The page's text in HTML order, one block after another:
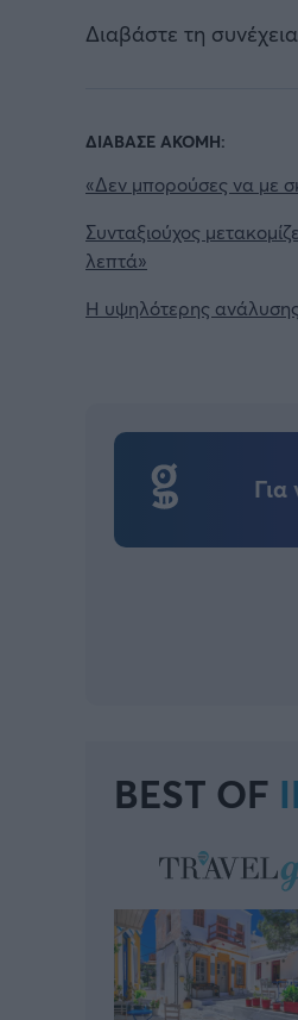
Διαβάστε τη
ΔΙΑΒΑΣΕ ΑΚΟΜΗ:
«Δεν μπορούσες να με
Συνταξιούχος
λεπτά»
Η υψηλότερης ανάλυσης
BEST OF